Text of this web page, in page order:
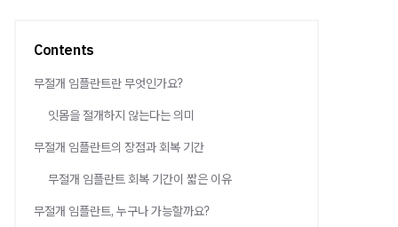
Contents
무절개 임플란트란 무엇인가요?
잇몸을 절개하지 않는다는 의미
무절개 임플란트의 장점과 회복 기간
무절개 임플란트 회복 기간이 짧은 이유
무절개 임플란트, 누구나 가능할까요?